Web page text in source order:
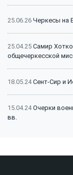
25.06.26 Черкесы на
25.04.25 Самир
общечеркесской
18.05.24Сент-Сир и
15.04.24Очерки
вв.